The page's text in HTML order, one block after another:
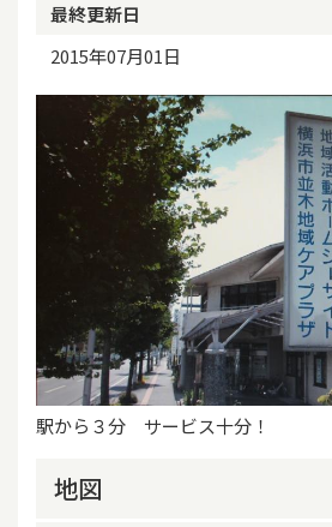
最終更新日
2015年07月01日
駅から３分 サービス十分！
地図